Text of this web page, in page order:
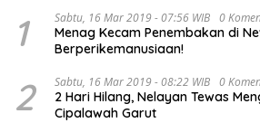
1 Sabtu, 16 Mar 2019 - 07:56 WIB 0
Menag Kecam Penembakan di
Berperikemanusiaan!
2 Sabtu, 16 Mar 2019 - 08:22 WIB 0
2 Hari Hilang, Nelayan Tewas
Cipalawah Garut